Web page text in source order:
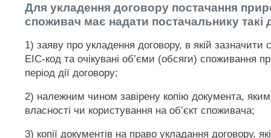
Для укладення договору постачання
споживач має надати постачальнику такі
1) заяву про укладення договору, в якій зазначити
ЕІС-код та очікувані об’єми (обсяги) споживання
період дії договору;
2) належним чином завірену копію документа,
власності чи користування на об’єкт споживача;
3) копії документів на право укладання договору,